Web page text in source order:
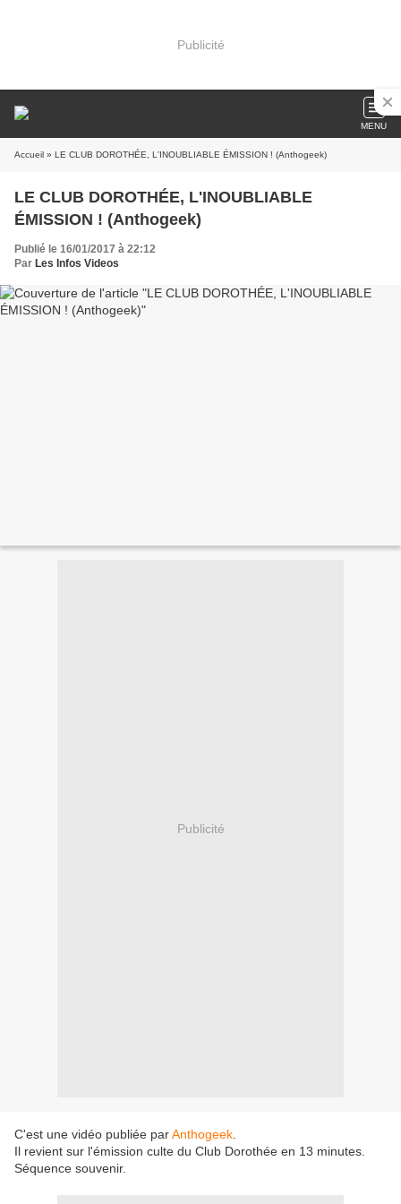
Publicité
MENU
Accueil » LE CLUB DOROTHÉE, L'INOUBLIABLE ÉMISSION ! (Anthogeek)
LE CLUB DOROTHÉE, L'INOUBLIABLE
ÉMISSION ! (Anthogeek)
Publié le 16/01/2017 à 22:12
Par Les Infos Videos
Publicité
C'est une vidéo publiée parAnthogeek
Il revient sur l'émission culte du Club Dorothée en 13 minutes.
Séquence souvenir.